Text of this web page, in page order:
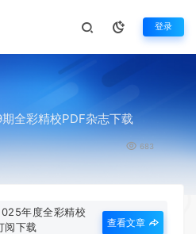
登录
全彩精校PDF杂志下载
683
年度全彩精校
阅下载
查看文章